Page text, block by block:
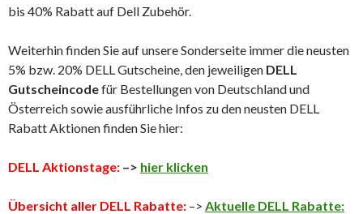
bis 40% Rabatt auf Dell Zubehör.
Weiterhin finden Sie auf unsere Sonderseite immer die neusten
5% bzw. 20% DELL Gutscheine, den jeweiligen DELL
Gutscheincodefür Bestellungen von Deutschland und
Österreich sowie ausführliche Infos zu den neusten DELL
Rabatt Aktionenfinden Sie hier:
DELL Aktionstage: –> hier klicken
Übersicht aller DELL Rabatte: –> Aktuelle DELL Rabatte: